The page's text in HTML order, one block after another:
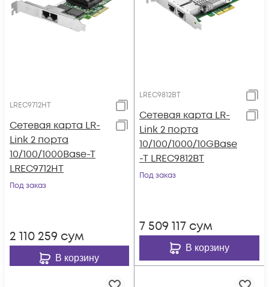
LREC9712HT
Сетевая карта LR-
Link 2 порта
10/100/1000Base-T
LREC9712HT
Под заказ
2 110 259 сум
В корзину
LREC9812BT
Сетевая карта LR-
Link 2 порта
10/100/1000/10GBase
-T LREC9812BT
Под заказ
7 509 117 сум
В корзину